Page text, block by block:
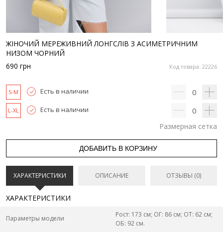
ЖІНОЧИЙ МЕРЕЖИВНИЙ ЛОНГСЛІВ З АСИМЕТРИЧНИМ
НИЗОМ ЧОРНИЙ
Код товара: 22226
690 грн
S-M Есть в наличии 0
L-XL Есть в наличии 0
Размерная сетка
ДОБАВИТЬ В КОРЗИНУ
ХАРАКТЕРИСТИКИ ОПИСАНИЕ ОТЗЫВЫ (0)
ХАРАКТЕРИСТИКИ
Параметры модели
Рост: 173 см; ОГ: 86 см; ОТ: 62 см;
ОБ: 92 см.